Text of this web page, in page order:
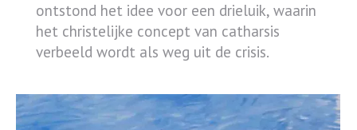
ontstond het idee voor een drieluik, waarin
het christelijke concept van catharsis
verbeeld wordt als weg uit de crisis.